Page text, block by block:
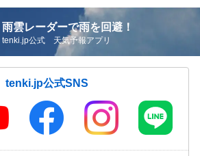
雨雲レーダーで雨を回避！
tenki.jp公式 天気予報アプリ
tenki.jp公式SNS